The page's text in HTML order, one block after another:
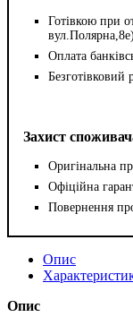
Готівкою при
вул.Полярна,8е)
Оплата
Безготівковий
Захист
Оригінальна
Офіційна
Повернення
Опис
Опис